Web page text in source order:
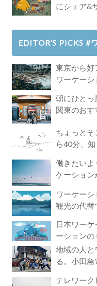
にシェア&
EDITOR’S PICKS #
東京から好
ワーケー
朝にひとっ
関東のおす
ちょっとそ
ら40分、
働きたいよ
ケーション
ワーケーシ
観光の代替
日本ワー
ーション
地域の人と
る。小田急
テレワーク